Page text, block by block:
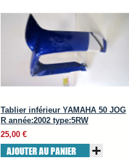
Tablier inférieur YAMAHA 50 JOG
R année:2002 type:5RW
25,00 €
AJOUTER AU PANIER